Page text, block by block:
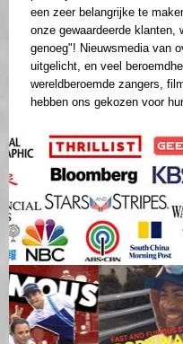
een zeer belangrijke te
onze gewaardeerde
genoeg"! Nieuwsmedia van
uitgelicht, en veel
wereldberoemde zangers,
hebben ons gekozen voor